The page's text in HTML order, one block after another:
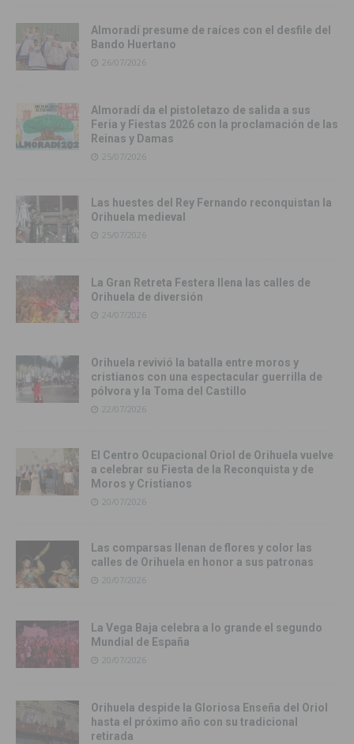
Almoradí presume de raíces con el desfile del
Bando Huertano
26/07/2026
Almoradí da el pistoletazo de salida a sus
Feria y Fiestas 2026 con la proclamación de las
Reinas y Damas
25/07/2026
Las huestes del Rey Fernando reconquistan la
Orihuela medieval
25/07/2026
La Gran Retreta Festera llena las calles de
Orihuela de diversión
24/07/2026
Orihuela revivió la batalla entre moros y
cristianos con una espectacular guerrilla de
pólvora y la Toma del Castillo
22/07/2026
El Centro Ocupacional Oriol de Orihuela vuelve
a celebrar su Fiesta de la Reconquista y de
Moros y Cristianos
20/07/2026
Las comparsas llenan de flores y color las
calles de Orihuela en honor a sus patronas
20/07/2026
La Vega Baja celebra a lo grande el segundo
Mundial de España
20/07/2026
Orihuela despide la Gloriosa Enseña del Oriol
hasta el próximo año con su tradicional
retirada